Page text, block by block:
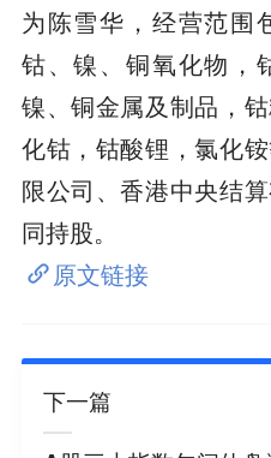
为陈雪华，经营范围
钴、镍、铜氧化物，
镍、铜金属及制品，
化钴，钴酸锂，氯化
限公司、香港中央结
同持股。
原文链接
下一篇